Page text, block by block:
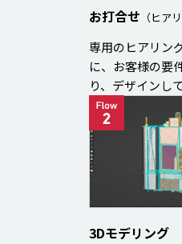
お打合せ （ヒア
専用のヒアリン
に、お客様の要
り、デザインし
3Dモデリング